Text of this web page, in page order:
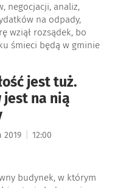
negocjacji, analiz,
na odpady,
wziął rozsądek, bo
śmieci będą w gminie
jest tuż.
jest na nią
2019 12:00
budynek, w którym